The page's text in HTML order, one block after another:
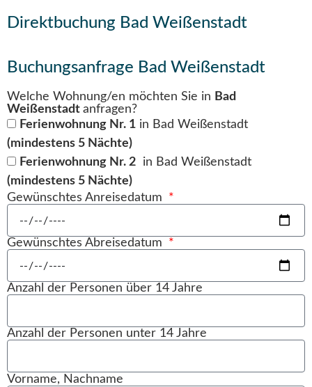
Direktbuchung Bad Weißenstadt
Buchungsanfrage Bad Weißenstadt
Welche Wohnung/en möchten Sie in Bad
Weißenstadt anfragen?
Ferienwohnung Nr. 1 in Bad Weißenstadt
(mindestens 5 Nächte)
Ferienwohnung Nr. 2 in Bad Weißenstadt
(mindestens 5 Nächte)
Gewünschtes Anreisedatum
Gewünschtes Abreisedatum
Anzahl der Personen über 14 Jahre
Anzahl der Personen unter 14 Jahre
Vorname, Nachname